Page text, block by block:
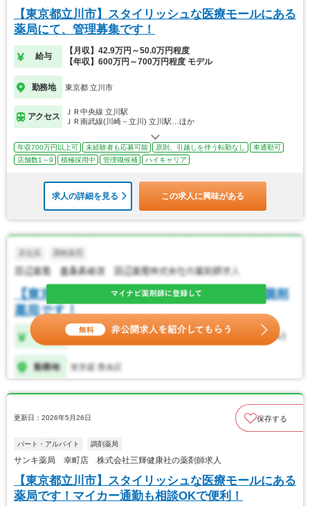
【東京都立川市】スタイリッシュな医療モールにある
薬局にて、管理募集です！
給与
【月収】42.9万円～50.0万円程度
【年収】600万円～700万円程度 モデル
勤務地 東京都 立川市
アクセス
ＪＲ中央線 立川駅
ＪＲ南武線(川崎－立川) 立川駅…ほか
年収700万円以上可 未経験者も応募可能 原則、引越しを伴う転勤なし
車通勤可
店舗数1～9
積極採用中 管理職候補 ハイキャリア
求人の詳細を見る この求人に興味がある
更新日：2026年5月26日 保存する
パート・アルバイト 調剤薬局
サンキ薬局 幸町店 株式会社三輝健康社の薬剤師求人
【東京都立川市】スタイリッシュな医療モールにある
薬局です！マイカー通勤も相談OKで便利！